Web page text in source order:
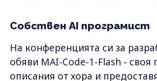
Собствен AI програмист
На конференцията си за
обяви MAI-Code-1-Flash -
описания от хора и